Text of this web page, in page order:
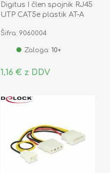
Digitus I člen spojnik RJ45
UTP CAT5e plastik AT-A
Šifra: 9060004
Zaloga: 10+
1,16 € z DDV